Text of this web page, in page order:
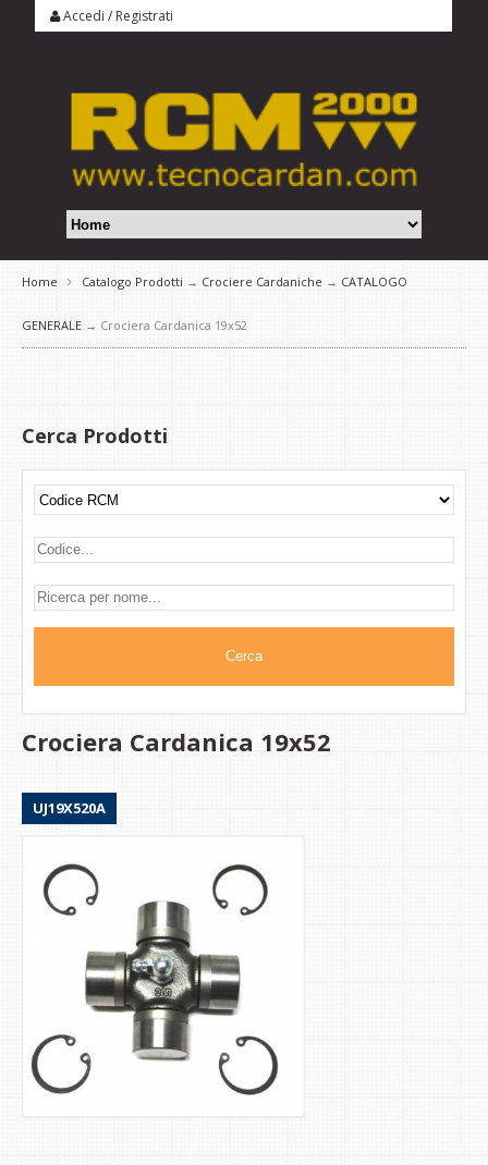
Accedi / Registrati
Home Catalogo Prodotti → Crociere Cardaniche → CATALOGO
GENERALE → Crociera Cardanica 19x52
Cerca Prodotti
Crociera Cardanica 19x52
UJ19X520A